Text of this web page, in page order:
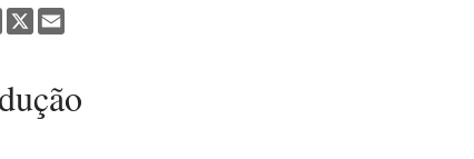
Facebook
X